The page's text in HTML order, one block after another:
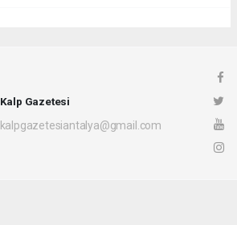
Kalp Gazetesi
kalpgazetesiantalya@gmail.com